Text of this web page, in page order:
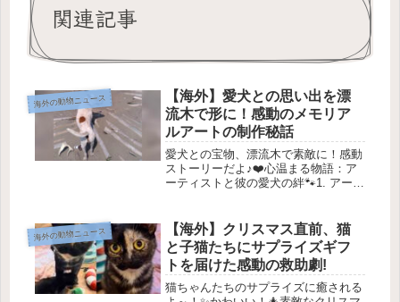
関連記事
海外の動物ニュース
【海外】愛犬との思い出を漂
流木で形に！感動のメモリア
ルアートの制作秘話
愛犬との宝物、漂流木で素敵に！感動
ストーリーだよ♪❤️心温まる物語：ア
ーティストと彼の愛犬の絆🐾1. アーテ
さんは、ビーチで流木を集めてユニー
クなアートを作っています。この...
海外の動物ニュース
【海外】クリスマス直前、猫
と子猫たちにサプライズギフ
トを届けた感動の救助劇!
猫ちゃんたちのサプライズに癒される